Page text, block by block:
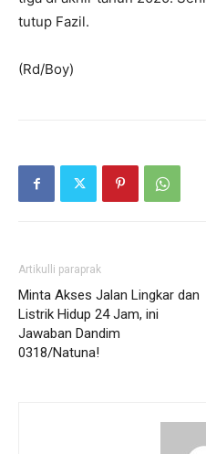
tutup Fazil.
(Rd/Boy)
Artikulli paraprak
Minta Akses Jalan Lingkar dan
Listrik Hidup 24 Jam, ini
Jawaban Dandim
0318/Natuna!